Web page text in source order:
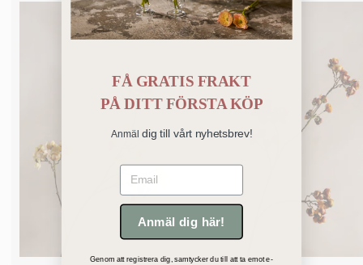
FÅ GRATIS FRAKT
PÅDITT FÖRSTA KÖP
Anmäl dig till vårt nyhetsbrev!
Email
Anmäl dig här!
Genom att registrera dig, samtycker du till att ta emot e-